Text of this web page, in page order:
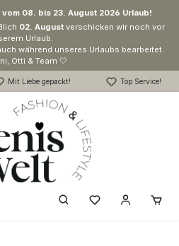
08. bis 23. August 2026 Urlaub!
02. August verschicken wir noch vor
Urlaub.
während unseres Urlaubs bearbeitet.
Otti & Team 🤍
Mit Liebe gepackt! Top Service!
Du hast 0